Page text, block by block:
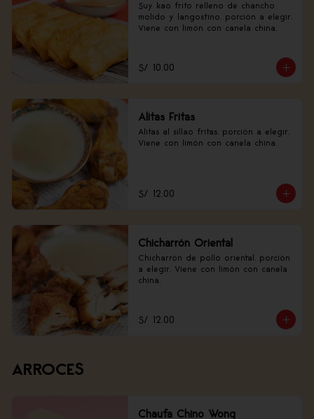
Suy kao frito relleno de chancho
molido y langostino, porción a elegir.
Viene con limón con canela china.
S/ 10.00
Alitas Fritas
Alitas al sillao fritas, porción a elegir.
Viene con limón con canela china.
S/ 12.00
Chicharrón Oriental
Chicharrón de pollo oriental, porción
a elegir. Viene con limón con canela
china.
S/ 12.00
ARROCES
Chaufa Chino Wong